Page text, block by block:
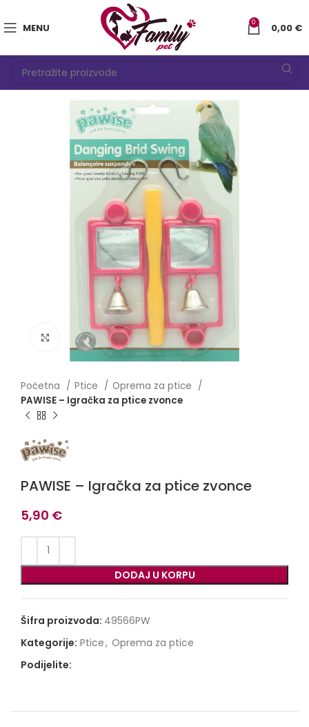
MENU 0 0,00 €
Click to enlarge
Početna Ptice
Oprema za ptice
PAWISE – Igračka za ptice zvonce
PAWISE – Igračka za ptice zvonce
5,90 €
DODAJ U KORPU
Šifra proizvoda: 49566PW
Kategorije: Ptice, Oprema za ptice
Podijelite: